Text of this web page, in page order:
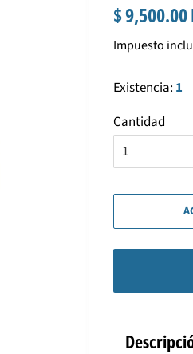
Precio
$ 9,500.00
Impuesto
Existencia: 1
Cantidad